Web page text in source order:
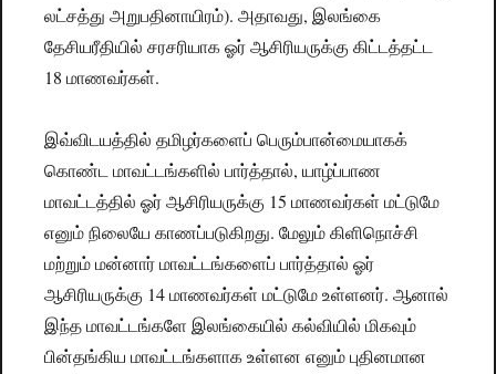
லட்சத்து அறுபதினாயிரம்). அதாவது, இலங்கை
தேசியரீதியில் சரசரியாக ஓர் ஆசிரியருக்கு கிட்டத்தட்ட
18 மாணவர்கள்.
இவ்விடயத்தில் தமிழர்களைப் பெரும்பான்மையாகக்
கொண்ட மாவட்டங்களில் பார்த்தால், யாழ்ப்பாண
மாவட்டத்தில் ஓர் ஆசிரியருக்கு 15 மாணவர்கள் மட்டுமே
எனும் நிலையே காணப்படுகிறது. மேலும் கிளிநொச்சி
மற்றும் மன்னார் மாவட்டங்களைப் பார்த்தால் ஓர்
ஆசிரியருக்கு 14 மாணவர்கள் மட்டுமே உள்ளனர். ஆனால்
இந்த மாவட்டங்களே இலங்கையில் கல்வியில் மிகவும்
பின்தங்கிய மாவட்டங்களாக உள்ளன எனும் புதினமான